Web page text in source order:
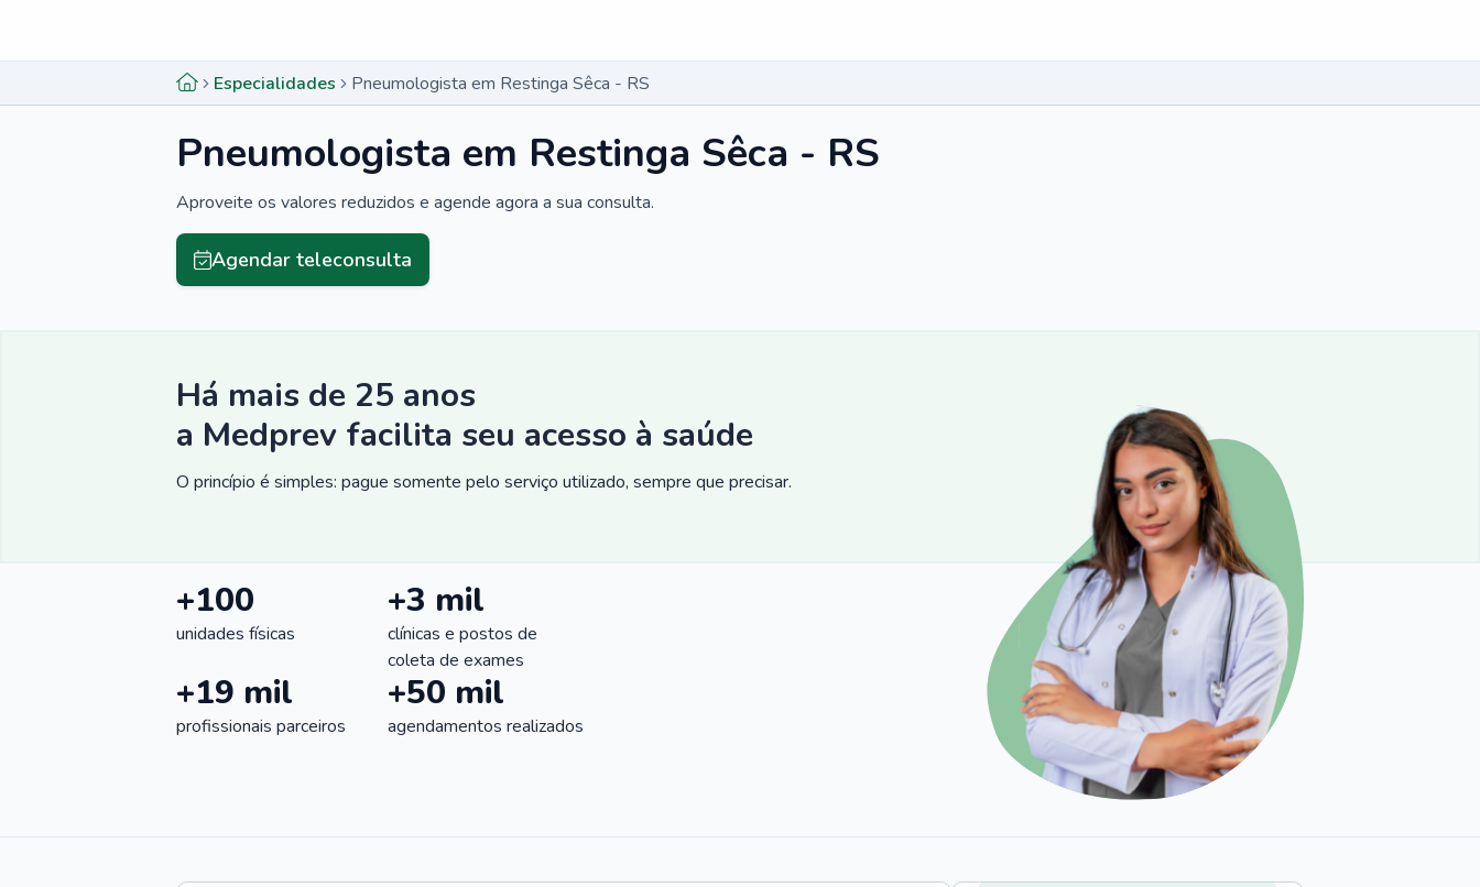
Especialidades Pneumologista em Restinga Sêca - RS
Pneumologista em Restinga Sêca - RS
Aproveite os valores reduzidos e agende agora a sua consulta.
Agendar teleconsulta
Há mais de 25 anos
a Medprev facilita seu acesso à saúde
O princípio é simples: pague somente pelo serviço utilizado, sempre que precisar.
+100
unidades físicas
+3 mil
clínicas e postos de
coleta de exames
+19 mil
profissionais parceiros
+50 mil
agendamentos realizados